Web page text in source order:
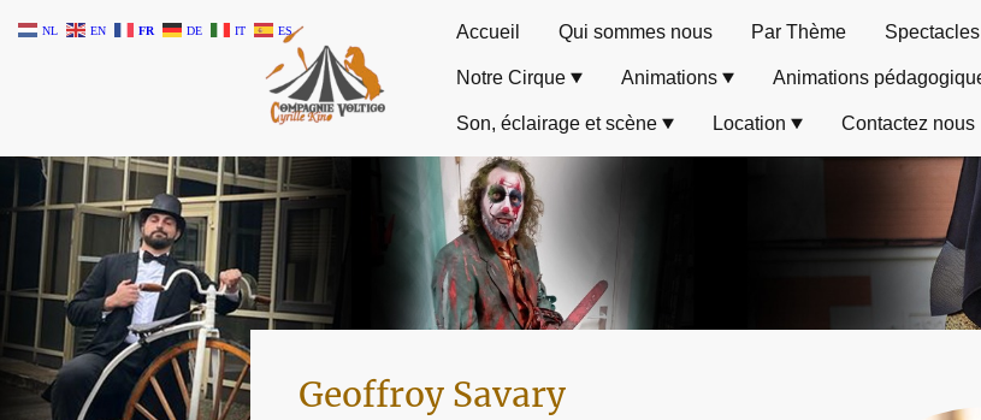
Accueil Qui sommes nous Par Thème Spectacles
Notre Cirque Animations
Son, éclairage et scène Location Contactez nous
Geoffroy Savary
NL EN FR DE IT ES